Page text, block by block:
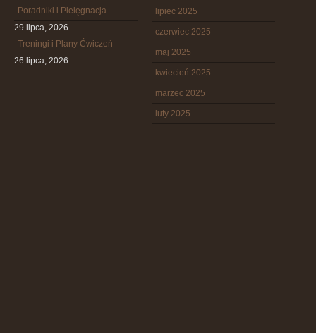
Poradniki i Pielęgnacja
29 lipca, 2026
Treningi i Plany Ćwiczeń
26 lipca, 2026
lipiec 2025
czerwiec 2025
maj 2025
kwiecień 2025
marzec 2025
luty 2025